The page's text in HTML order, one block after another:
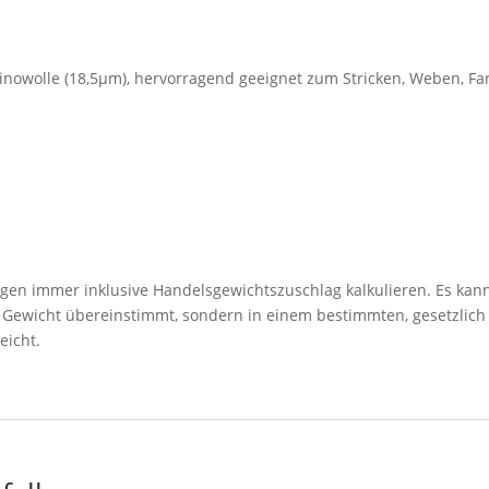
(18,5µm), hervorragend geeignet zum Stricken, Weben,
immer inklusive Handelsgewichtszuschlag kalkulieren. Es
übereinstimmt, sondern in einem bestimmten,